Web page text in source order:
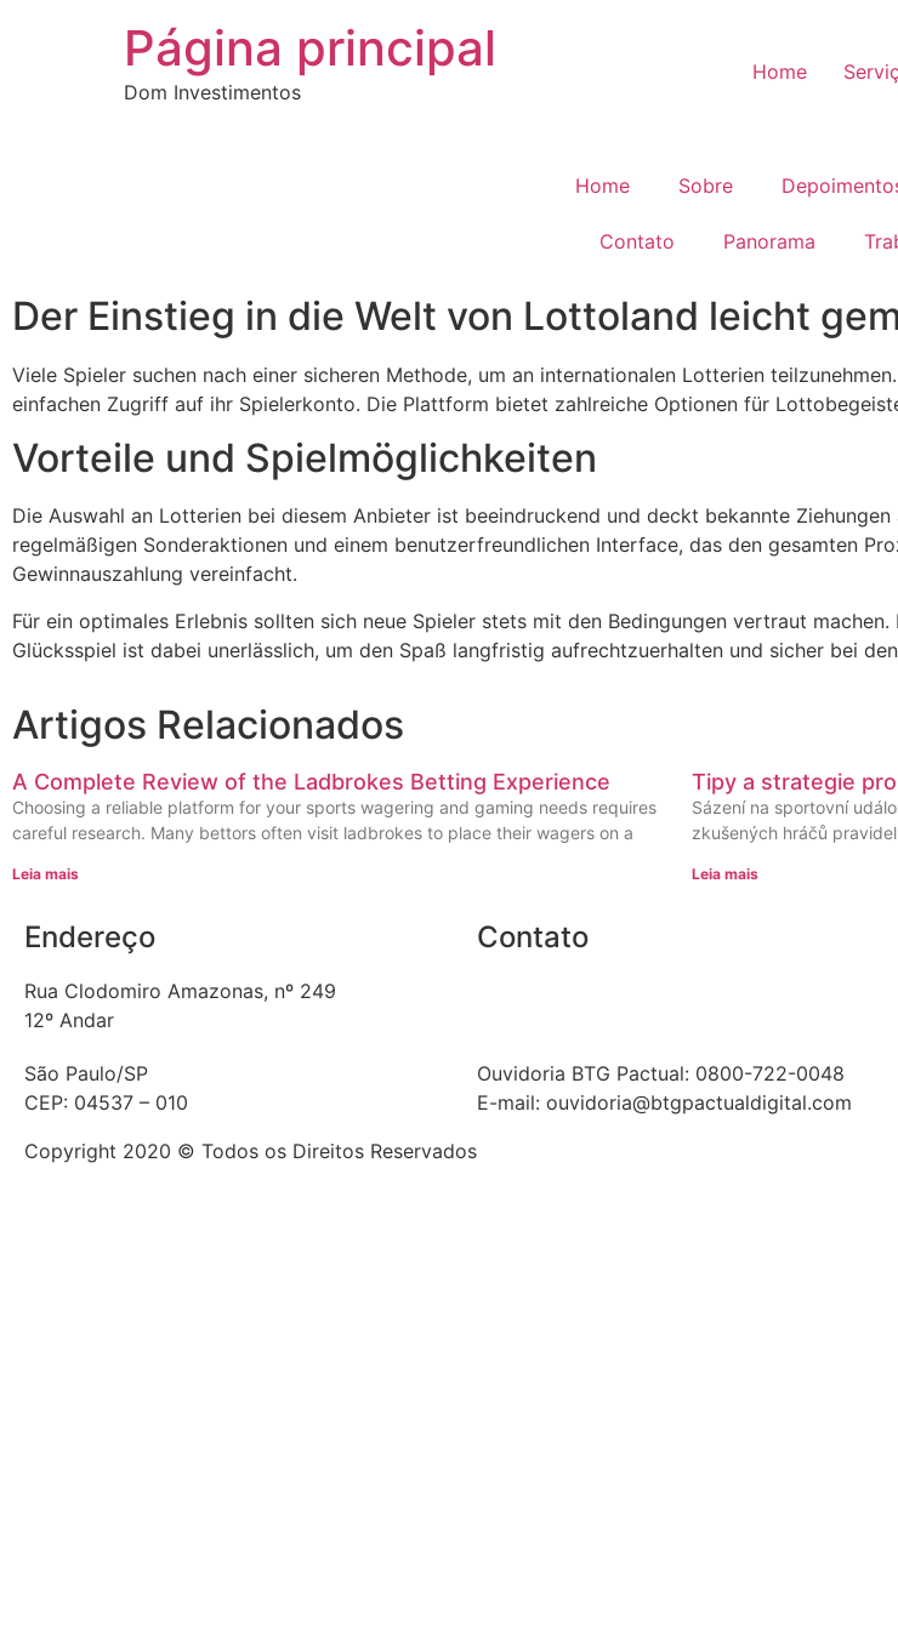
Página principal
Dom Investimentos
Home
Home Sobre
Contato Panorama
Der Einstieg in die Welt von Lottoland leicht
Viele Spieler suchen nach einer sicheren Methode, um an internationalen Lotterien
einfachen Zugriff auf ihr Spielerkonto. Die Plattform bietet zahlreiche Optionen für
Vorteile und Spielmöglichkeiten
Die Auswahl an Lotterien bei diesem Anbieter ist beeindruckend und deckt bekannte
regelmäßigen Sonderaktionen und einem benutzerfreundlichen Interface, das den gesamten
Gewinnauszahlung vereinfacht.
Für ein optimales Erlebnis sollten sich neue Spieler stets mit den Bedingungen vertraut
Glücksspiel ist dabei unerlässlich, um den Spaß langfristig aufrechtzuerhalten und sicher bei
Artigos Relacionados
A Complete Review of the Ladbrokes Betting Experience
Choosing a reliable platform for your sports wagering and gaming needs requires
careful research. Many bettors often visit ladbrokes to place their wagers on a
Leia mais
Tipy a strategie
Sázení na sportovní
zkušených hráčů
Leia mais
Endereço
Rua Clodomiro Amazonas, nº 249
12º Andar
São Paulo/SP
CEP: 04537 – 010
Contato
Ouvidoria BTG Pactual: 0800-722-0048
E-mail: ouvidoria@btgpactualdigital.com
Copyright 2020 © Todos os Direitos Reservados